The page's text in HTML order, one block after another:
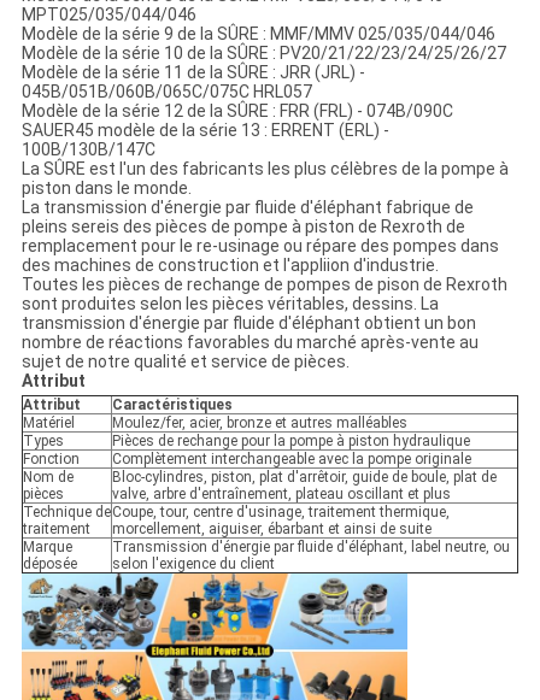
MPT025/035/044/046
Modèle de la série 9 de la SÛRE : MMF/MMV 025/035/044/046
Modèle de la série 10 de la SÛRE : PV20/21/22/23/24/25/26/27
Modèle de la série 11 de la SÛRE : JRR (JRL) -
045B/051B/060B/065C/075C HRL057
Modèle de la série 12 de la SÛRE : FRR (FRL) - 074B/090C
SAUER45 modèle de la série 13 : ERRENT (ERL) -
100B/130B/147C
La SÛRE est l'un des fabricants les plus célèbres de la pompe à
piston dans le monde.
La transmission d'énergie par fluide d'éléphant fabrique de
pleins sereis des pièces de pompe à piston de Rexroth de
remplacement pour le re-usinage ou répare des pompes dans
des machines de construction et l'appliion d'industrie.
Toutes les pièces de rechange de pompes de pison de Rexroth
sont produites selon les pièces véritables, dessins. La
transmission d'énergie par fluide d'éléphant obtient un bon
nombre de réactions favorables du marché après-vente au
sujet de notre qualité et service de pièces.
Attribut
Attribut
Caractéristiques
Matériel
Moulez/fer, acier, bronze et autres malléables
Types
Pièces de rechange pour la pompe à piston hydraulique
Fonction
Complètement interchangeable avec la pompe originale
Nom de
pièces
Bloc-cylindres, piston, plat d'arrêtoir, guide de boule, plat de
valve, arbre d'entraînement, plateau oscillant et plus
Technique de
traitement
Coupe, tour, centre d'usinage, traitement thermique,
morcellement, aiguiser, ébarbant et ainsi de suite
Marque
déposée
Transmission d'énergie par fluide d'éléphant, label neutre, ou
selon l'exigence du client